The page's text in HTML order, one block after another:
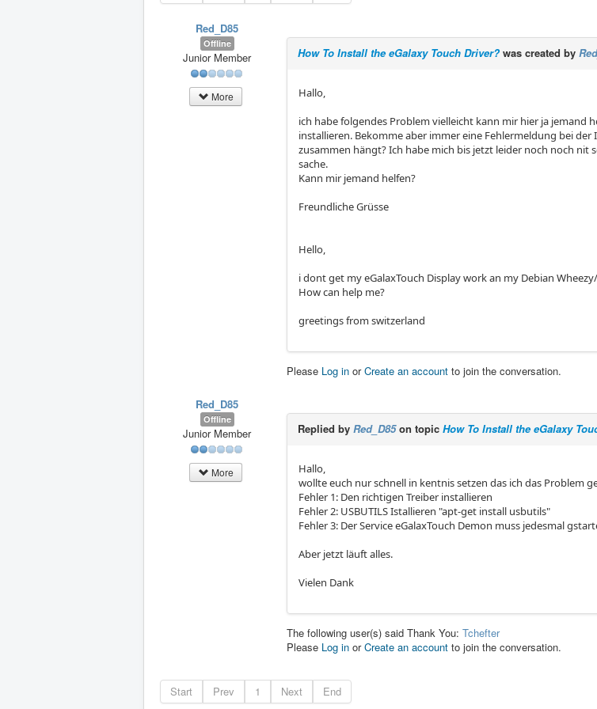
Red_D85
Offline
Junior Member
More
How To Install the eGalaxy Touch Driver? was created by
Hallo,
ich habe folgendes Problem vielleicht kann mir hier ja jemand
installieren. Bekomme aber immer eine Fehlermeldung bei
zusammen hängt? Ich habe mich bis jetzt leider noch noch
sache.
Kann mir jemand helfen?
Freundliche Grüsse
Hello,
i dont get my eGalaxTouch Display work an my Debian
How can help me?
greetings from switzerland
Please Log in orCreate an account to join the conversation.
Red_D85
Offline
Junior Member
More
Replied by Red_D85on topic How To Install the eGalaxy
Hallo,
wollte euch nur schnell in kentnis setzen das ich das Problem
Fehler 1: Den richtigen Treiber installieren
Fehler 2: USBUTILS Istallieren "apt-get install usbutils"
Fehler 3: Der Service eGalaxTouch Demon muss jedesmal
Aber jetzt läuft alles.
Vielen Dank
The following user(s) said Thank You: Tchefter
Please Log in orCreate an account to join the conversation.
Start Prev 1 Next End